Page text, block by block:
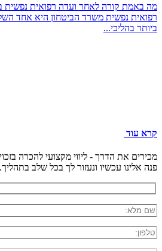
מה באמת קורה לאחר ועדה רפואית נפשית
רפואית נפשית משרד הביטחון היא אחד
ביותר בהליכי...
קרא עוד
מכירים את הדרך - ליווי מקצועי להכרה
פנה אלינו עכשיו ונעזור לך בכל שלב בתהליך.